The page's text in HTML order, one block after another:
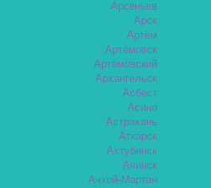
Арсеньев
Арск
Артём
Артёмовск
Артёмовский
Архангельск
Асбест
Асино
Астрахань
Аткарск
Ахтубинск
Ачинск
Ачхой-Мартан